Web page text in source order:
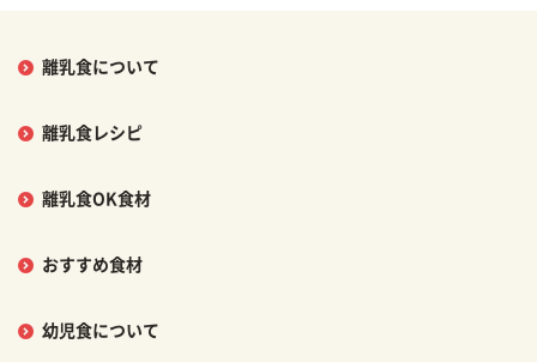
離乳食について
離乳食レシピ
離乳食OK食材
おすすめ食材
幼児食について